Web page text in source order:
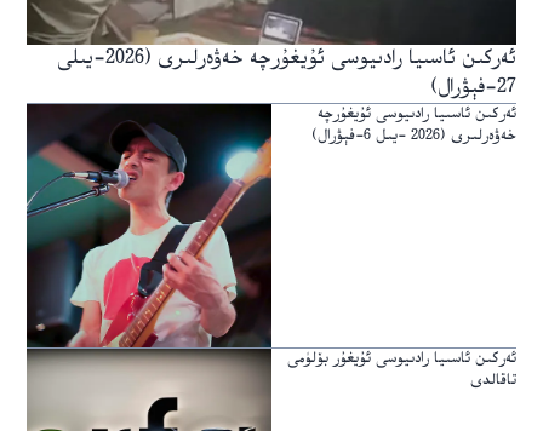
ئەركىن ئاسىيا رادىيوسى ئۇيغۇرچە خەۋەرلىرى (2026-يىلى
27-فېۋرال)
ئەركىن ئاسىيا رادىيوسى ئۇيغۇرچە
خەۋەرلىرى (2026 -يىل 6-فېۋرال)
ئەركىن ئاسىيا رادىيوسى ئۇيغۇر بۆلۈمى
تاقالدى